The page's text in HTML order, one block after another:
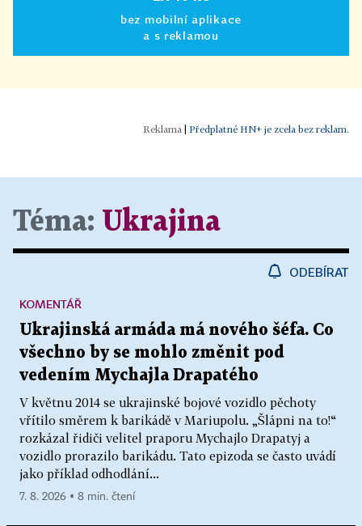
bez mobilní aplikace
a s reklamou
Předplatné HN+ je zcela bez reklam.
Téma: Ukrajina
ODEBÍRAT
Ukrajinská armáda má nového šéfa. Co
všechno by se mohlo změnit pod
vedením Mychajla Drapatého
V květnu 2014 se ukrajinské bojové vozidlo pěchoty
vřítilo směrem k barikádě v Mariupolu. „Šlápni na to!“
rozkázal řidiči velitel praporu Mychajlo Drapatyj a
vozidlo prorazilo barikádu. Tato epizoda se často uvádí
jako příklad odhodlání...
KOMENTÁŘ
7. 8. 2026 ▪ 8 min. čtení